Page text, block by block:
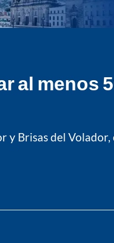
al menos
y Brisas del